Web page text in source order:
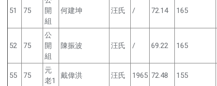
51 75
開
組
何建坤 汪氏 / 72.14 165
52 75
公
開
組
陳振波 汪氏 / 69.22 165
55 75
元
老1
戴偉洪 汪氏 1965 72.48 155